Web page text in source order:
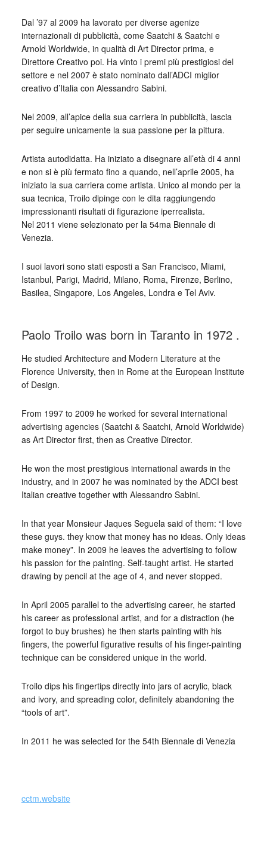
Dal ’97 al 2009 ha lavorato per diverse agenize
internazionali di pubblicità, come Saatchi & Saatchi e
Arnold Worldwide, in qualità di Art Director prima, e
Direttore Creativo poi. Ha vinto i premi più prestigiosi del
settore e nel 2007 è stato nominato dall’ADCI miglior
creativo d’Italia con Alessandro Sabini.
Nel 2009, all’apice della sua carriera in pubblicità, lascia
per seguire unicamente la sua passione per la pittura.
Artista autodidatta. Ha iniziato a disegnare all’età di 4 anni
e non si è più fermato fino a quando, nell’aprile 2005, ha
iniziato la sua carriera come artista. Unico al mondo per la
sua tecnica, Troilo dipinge con le dita raggiungendo
impressionanti risultati di figurazione iperrealista.
Nel 2011 viene selezionato per la 54ma Biennale di
Venezia.
I suoi lavori sono stati esposti a San Francisco, Miami,
Istanbul, Parigi, Madrid, Milano, Roma, Firenze, Berlino,
Basilea, Singapore, Los Angeles, Londra e Tel Aviv.
Paolo Troilo was born in Taranto in 1972 .
He studied Architecture and Modern Literature at the
Florence University, then in Rome at the European Institute
of Design.
From 1997 to 2009 he worked for several international
advertising agencies (Saatchi & Saatchi, Arnold Worldwide)
as Art Director first, then as Creative Director.
He won the most prestigious international awards in the
industry, and in 2007 he was nominated by the ADCI best
Italian creative together with Alessandro Sabini.
In that year Monsieur Jaques Seguela said of them: “I love
these guys. they know that money has no ideas. Only ideas
make money”. In 2009 he leaves the advertising to follow
his passion for the painting. Self-taught artist. He started
drawing by pencil at the age of 4, and never stopped.
In April 2005 parallel to the advertising career, he started
his career as professional artist, and for a distraction (he
forgot to buy brushes) he then starts painting with his
fingers, the powerful figurative results of his finger-painting
technique can be considered unique in the world.
Troilo dips his fingertips directly into jars of acrylic, black
and ivory, and spreading color, definitely abandoning the
“tools of art”.
In 2011 he was selected for the 54th Biennale di Venezia
cctm.website